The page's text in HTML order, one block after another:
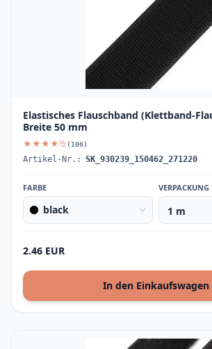
Elastisches Flauschband (Klettband-
Breite 50 mm
★★★★½ (106)
Artikel-Nr.: SK_930239_150462_271220
FARBE
black
VERPACKUNG
2.46 EUR
In den Einkaufswagen